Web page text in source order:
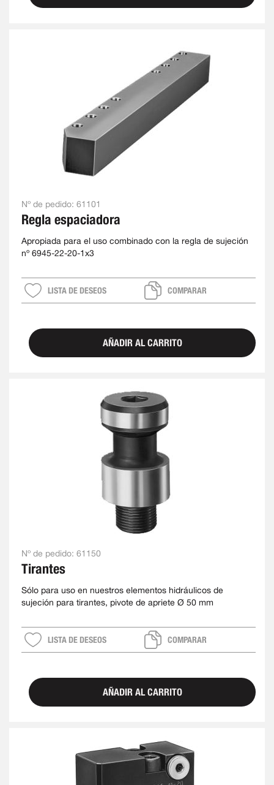
Nº de pedido: 61101
Regla espaciadora
Apropiada para el uso combinado con la regla de sujeción
nº 6945-22-20-1x3
LISTA DE DESEOS COMPARAR
AÑADIR AL CARRITO
Nº de pedido: 61150
Tirantes
Sólo para uso en nuestros elementos hidráulicos de
sujeción para tirantes, pivote de apriete Ø 50 mm
LISTA DE DESEOS COMPARAR
AÑADIR AL CARRITO